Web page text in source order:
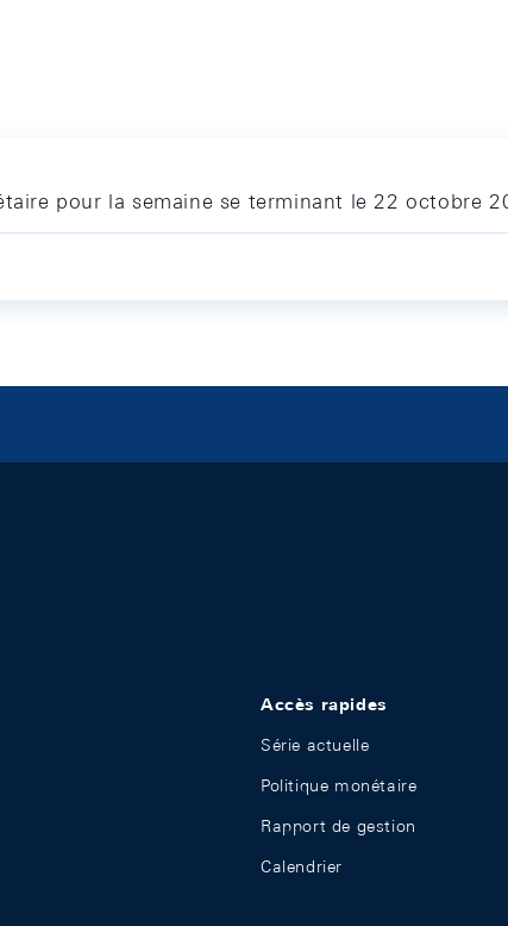
pour la semaine se terminant le 22 octobre
Accès rapides
Série actuelle
Politique monétaire
Rapport de gestion
Calendrier